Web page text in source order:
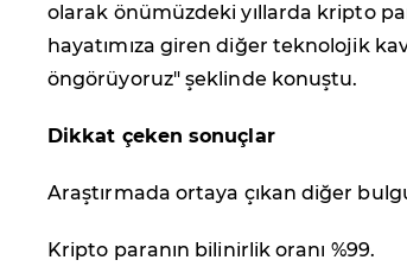
olarak önümüzdeki yıllarda kripto
hayatımıza giren diğer teknolojik
öngörüyoruz" şeklinde konuştu.
Dikkat çeken sonuçlar
Araştırmada ortaya çıkan diğer
Kripto paranın bilinirlik oranı %99.